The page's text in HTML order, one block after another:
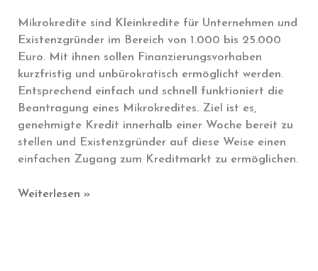
Mikrokredite sind Kleinkredite für Unternehmen und
Existenzgründer im Bereich von 1.000 bis 25.000
Euro. Mit ihnen sollen Finanzierungsvorhaben
kurzfristig und unbürokratisch ermöglicht werden.
Entsprechend einfach und schnell funktioniert die
Beantragung eines Mikrokredites. Ziel ist es,
genehmigte Kredit innerhalb einer Woche bereit zu
stellen und Existenzgründer auf diese Weise einen
einfachen Zugang zum Kreditmarkt zu ermöglichen.
Was
Weiterlesen »